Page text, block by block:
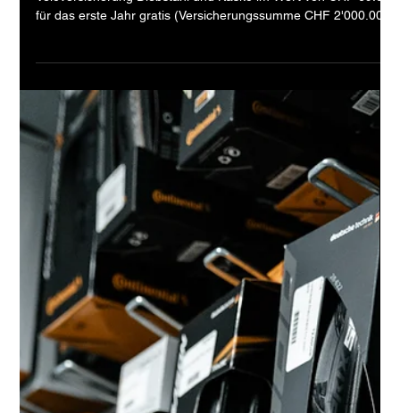
TCS Veloversicherung
Beim Kauf eines Neuvelo erhältst du von uns die TCS-
Veloversicherung Diebstahl und Kasko im Wert von CHF 69.00
für das erste Jahr gratis (Versicherungssumme CHF 2'000.00).
In der TCS Velo Versicherung ist all das gebündelt, was du dir
für dein Velo oder E-Bike wünschst, wenn es um den Schutz
deines Zweirads geht. Europaweiter Kaskoschutz Übernahme
der Reparaturkosten: Nach einem Unfall übernimmt der TCS
die Reparaturkosten deines beschädigten Velos oder E-Bikes